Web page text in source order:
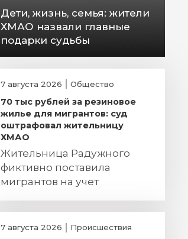
Дети, жизнь, семья: жители
ХМАО назвали главные
подарки судьбы
7 августа 2026 Общество
70 тыс рублей за резиновое
жилье для мигрантов: суд
оштрафовал жительницу
ХМАО
Жительница Радужного
фиктивно поставила
мигрантов на учет
7 августа 2026 Происшествия